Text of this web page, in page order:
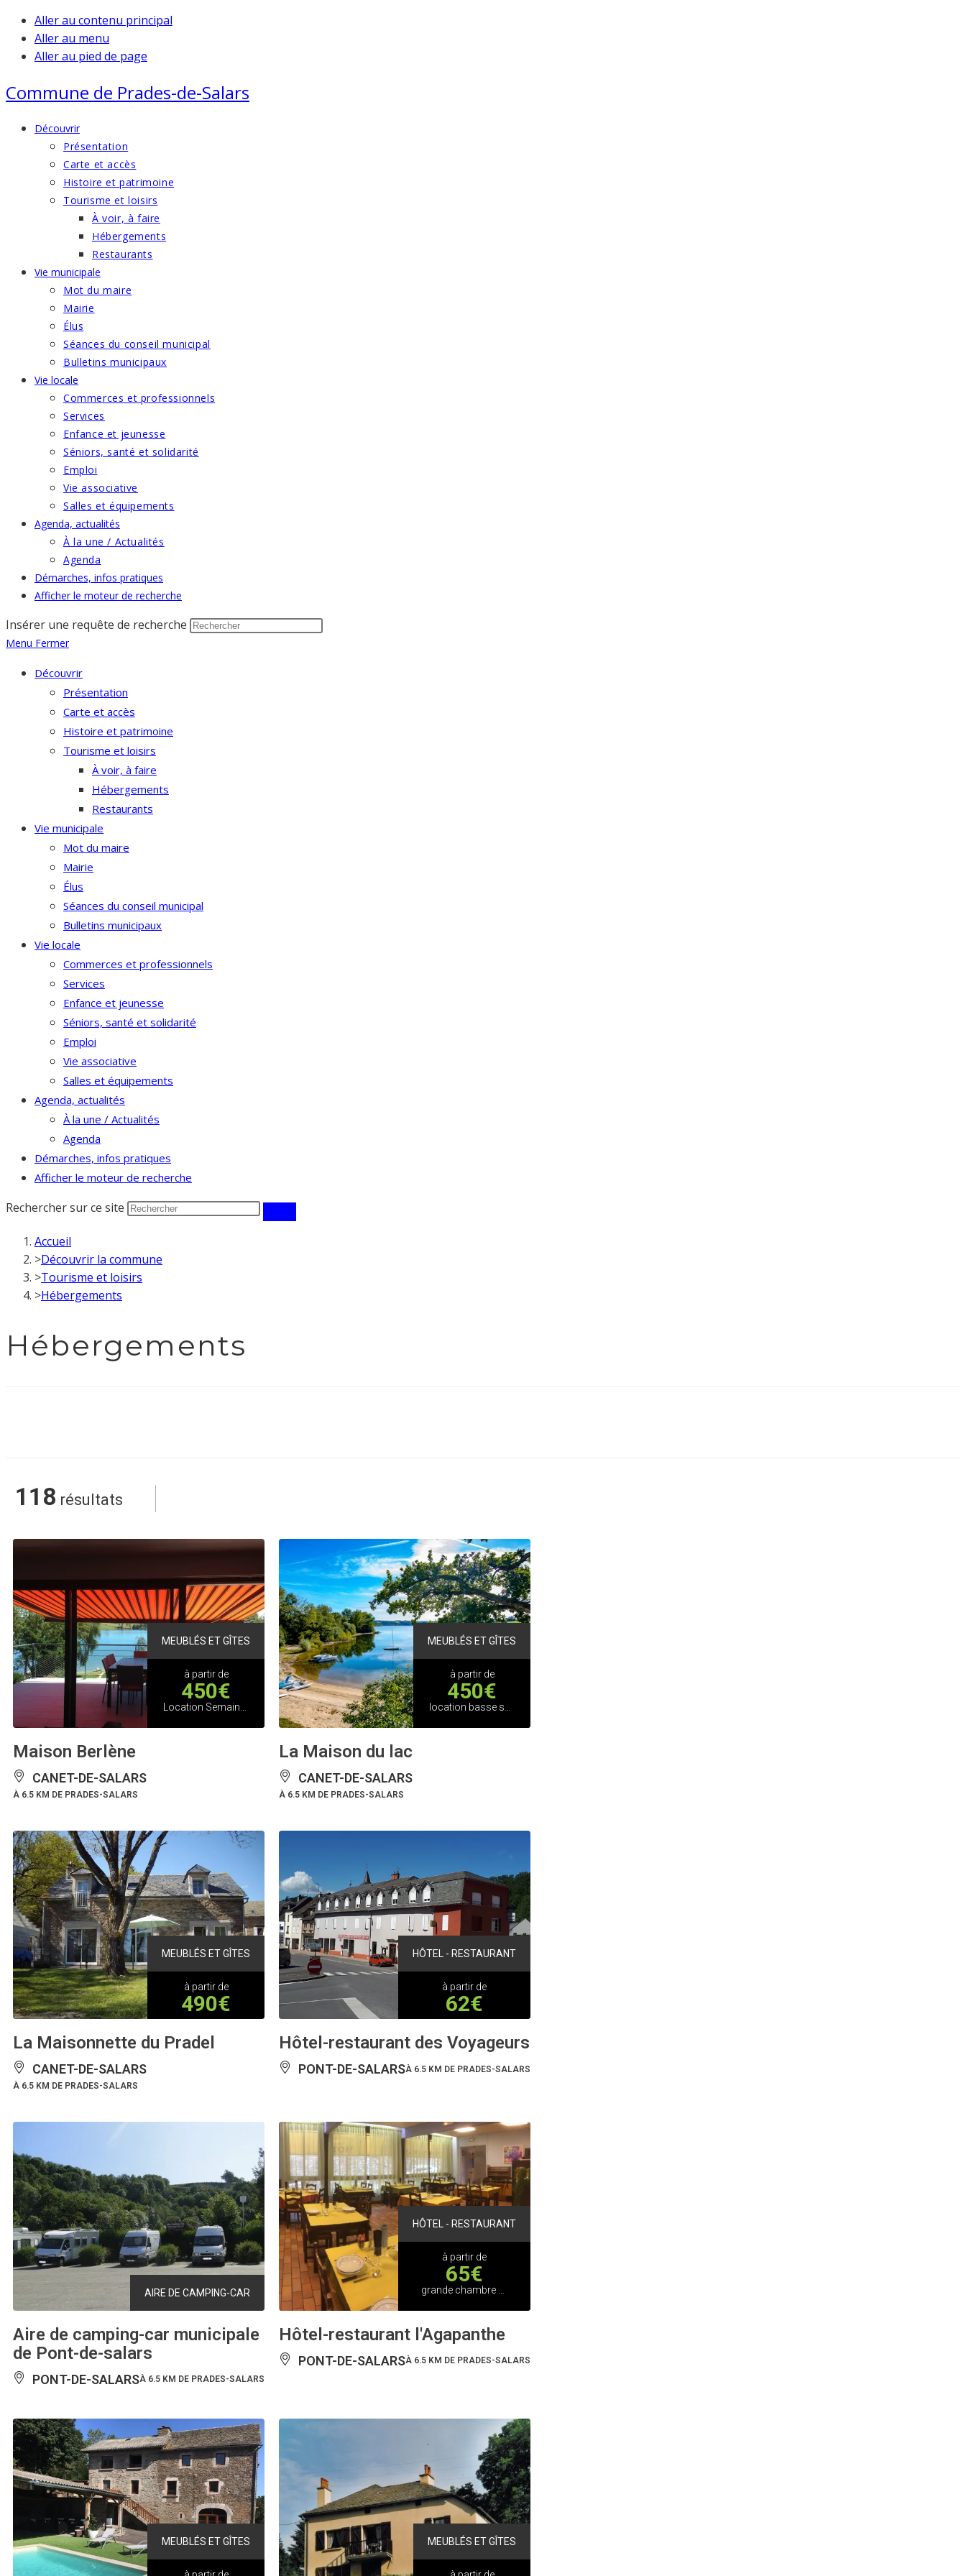
Aller au contenu principal
Aller au menu
Aller au pied de page
Commune de Prades-de-Salars
Découvrir
Présentation
Carte et accès
Histoire et patrimoine
Tourisme et loisirs
À voir, à faire
Hébergements
Restaurants
Vie municipale
Mot du maire
Mairie
Élus
Séances du conseil municipal
Bulletins municipaux
Vie locale
Commerces et professionnels
Services
Enfance et jeunesse
Séniors, santé et solidarité
Emploi
Vie associative
Salles et équipements
Agenda, actualités
À la une / Actualités
Agenda
Démarches, infos pratiques
Afficher le moteur de recherche
Insérer une requête de recherche
Menu Fermer
Découvrir
Présentation
Carte et accès
Histoire et patrimoine
Tourisme et loisirs
À voir, à faire
Hébergements
Restaurants
Vie municipale
Mot du maire
Mairie
Élus
Séances du conseil municipal
Bulletins municipaux
Vie locale
Commerces et professionnels
Services
Enfance et jeunesse
Séniors, santé et solidarité
Emploi
Vie associative
Salles et équipements
Agenda, actualités
À la une / Actualités
Agenda
Démarches, infos pratiques
Afficher le moteur de recherche
Rechercher sur ce site
Accueil
>Découvrir la commune
>Tourisme et loisirs
>Hébergements
Hébergements
118 résultats
MEUBLÉS ET GÎTES
à partir de
450€
Maison Berlène
CANET-DE-SALARS
À 6.5 KM DE PRADES-SALARS
MEUBLÉS ET GÎTES
à partir de
450€
La Maison du lac
CANET-DE-SALARS
À 6.5 KM DE PRADES-SALARS
MEUBLÉS ET GÎTES
à partir de
490€
La Maisonnette du Pradel
CANET-DE-SALARS
À 6.5 KM DE PRADES-SALARS
HÔTEL - RESTAURANT
à partir de
62€
Hôtel-restaurant des Voyageurs
PONT-DE-SALARSÀ 6.5 KM DE PRADES-SALARS
AIRE DE CAMPING-CAR
Aire de camping-car municipale
de Pont-de-salars
PONT-DE-SALARSÀ 6.5 KM DE PRADES-SALARS
HÔTEL - RESTAURANT
à partir de
65€
Hôtel-restaurant l'Agapanthe
PONT-DE-SALARSÀ 6.5 KM DE PRADES-SALARS
MEUBLÉS ET GÎTES MEUBLÉS ET GÎTES